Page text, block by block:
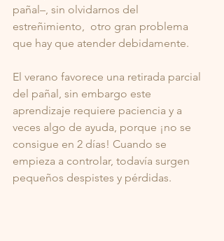
pañal–, sin olvidarnos del
estreñimiento,  otro gran problema
que hay que atender debidamente.
El verano favorece una retirada parcial
del pañal, sin embargo este
aprendizaje requiere paciencia y a
veces algo de ayuda, porque ¡no se
consigue en 2 días! Cuando se
empieza a controlar, todavía surgen
pequeños despistes y pérdidas.